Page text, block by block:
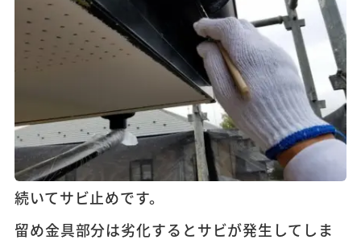
続いてサビ止めです。
留め金具部分は劣化するとサビが発生してしま